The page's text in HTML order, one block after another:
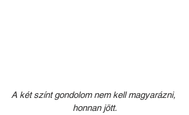
A két színt gondolom nem kell magyarázni,
honnan jött.